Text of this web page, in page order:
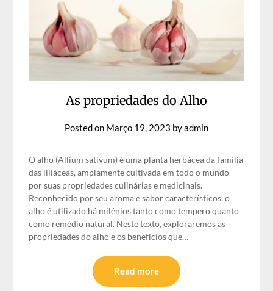
As propriedades do Alho
Posted on Março 19, 2023 byadmin
O alho (Allium sativum) é uma planta herbácea da família
das liliáceas, amplamente cultivada em todo o mundo
por suas propriedades culinárias e medicinais.
Reconhecido por seu aroma e sabor característicos, o
alho é utilizado há milênios tanto como tempero quanto
como remédio natural. Neste texto, exploraremos as
propriedades do alho e os benefícios que…
Read more